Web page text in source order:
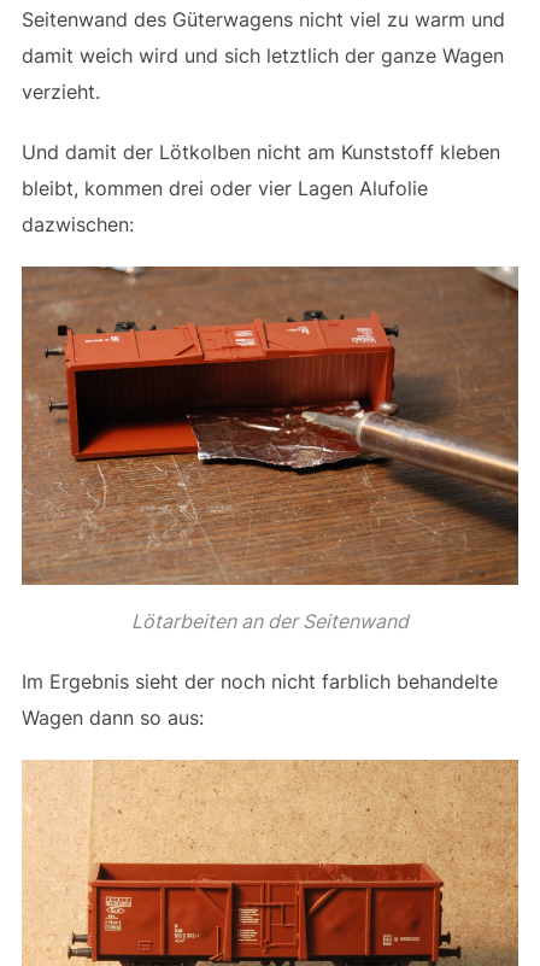
Seitenwand des Güterwagens nicht viel zu warm und
damit weich wird und sich letztlich der ganze Wagen
verzieht.
Und damit der Lötkolben nicht am Kunststoff kleben
bleibt, kommen drei oder vier Lagen Alufolie
dazwischen:
Lötarbeiten an der Seitenwand
Im Ergebnis sieht der noch nicht farblich behandelte
Wagen dann so aus: